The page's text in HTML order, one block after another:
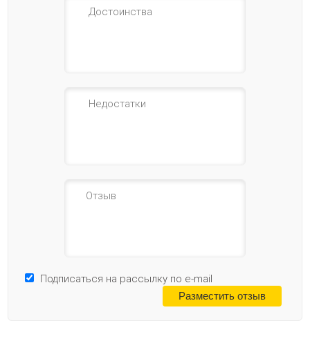
Подписаться на рассылку по e-mail